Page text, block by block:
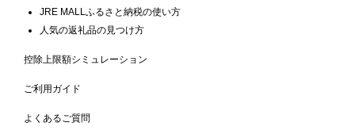
JRE MALLふるさと納税の使い方
人気の返礼品の見つけ方
控除上限額シミュレーション
ご利用ガイド
よくあるご質問